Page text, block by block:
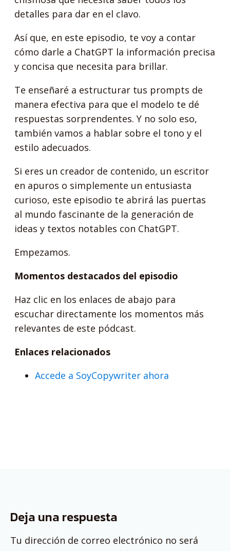
detalles para dar en el clavo.
Así que, en este episodio, te voy a contar
cómo darle a ChatGPT la información precisa
y concisa que necesita para brillar.
Te enseñaré a estructurar tus prompts de
manera efectiva para que el modelo te dé
respuestas sorprendentes. Y no solo eso,
también vamos a hablar sobre el tono y el
estilo adecuados.
Si eres un creador de contenido, un escritor
en apuros o simplemente un entusiasta
curioso, este episodio te abrirá las puertas
al mundo fascinante de la generación de
ideas y textos notables con ChatGPT.
Empezamos.
Momentos destacados del episodio
Haz clic en los enlaces de abajo para
escuchar directamente los momentos más
relevantes de este pódcast.
Enlaces relacionados
Accede a SoyCopywriter ahora
Deja una respuesta
Tu dirección de correo electrónico no será